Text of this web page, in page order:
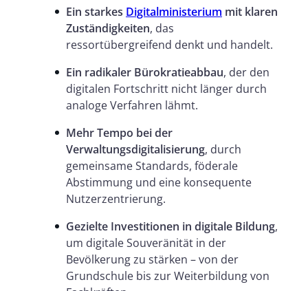
Ein starkes Digitalministerium mit klaren
Zuständigkeiten, das
ressortübergreifend denkt und handelt.
Ein radikaler Bürokratieabbau, der den
digitalen Fortschritt nicht länger durch
analoge Verfahren lähmt.
Mehr Tempo bei der
Verwaltungsdigitalisierung, durch
gemeinsame Standards, föderale
Abstimmung und eine konsequente
Nutzerzentrierung.
Gezielte Investitionen in digitale Bildung,
um digitale Souveränität in der
Bevölkerung zu stärken – von der
Grundschule bis zur Weiterbildung von